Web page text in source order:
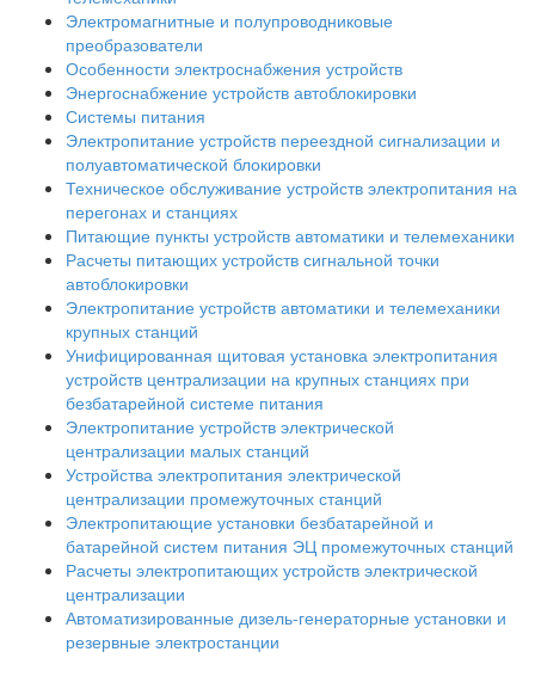
Электромагнитные и полупроводниковые
преобразователи
Особенности электроснабжения устройств
Энергоснабжение устройств автоблокировки
Системы питания
Электропитание устройств переездной сигнализации и
полуавтоматической блокировки
Техническое обслуживание устройств электропитания на
перегонах и станциях
Питающие пункты устройств автоматики и телемеханики
Расчеты питающих устройств сигнальной точки
автоблокировки
Электропитание устройств автоматики и телемеханики
крупных станций
Унифицированная щитовая установка электропитания
устройств централизации на крупных станциях при
безбатарейной системе питания
Электропитание устройств электрической
централизации малых станций
Устройства электропитания электрической
централизации промежуточных станций
Электропитающие установки безбатарейной и
батарейной систем питания ЭЦ промежуточных станций
Расчеты электропитающих устройств электрической
централизации
Автоматизированные дизель-генераторные установки и
резервные электростанции